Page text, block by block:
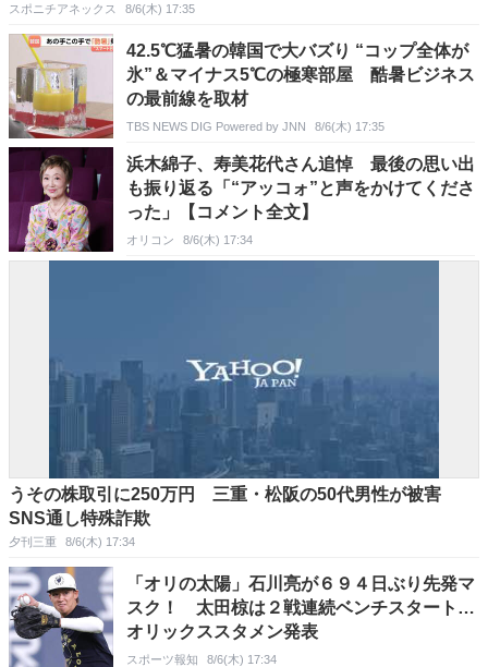
スポニチアネックス 8/6(木) 17:35
42.5℃猛暑の韓国で大バズり “コップ全体が
氷”＆マイナス5℃の極寒部屋 酷暑ビジネス
の最前線を取材
TBS NEWS DIG Powered by JNN 8/6(木) 17:35
浜木綿子、寿美花代さん追悼 最後の思い出
も振り返る「“アッコォ”と声をかけてくださ
った」【コメント全文】
オリコン 8/6(木) 17:34
うその株取引に250万円 三重・松阪の50代男性が被害
SNS通し特殊詐欺
夕刊三重 8/6(木) 17:34
「オリの太陽」石川亮が６９４日ぶり先発マ
スク！ 太田椋は２戦連続ベンチスタート…
オリックススタメン発表
スポーツ報知 8/6(木) 17:34